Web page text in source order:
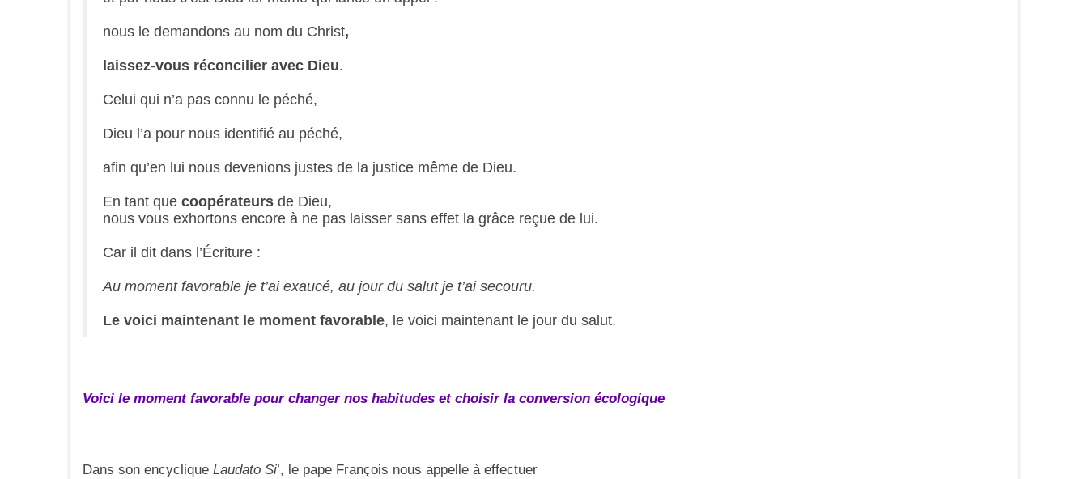
nous le demandons au nom du Christ,
laissez-vous réconcilier avec Dieu.
Celui qui n’a pas connu le péché,
Dieu l’a pour nous identifié au péché,
afin qu’en lui nous devenions justes de la justice même de Dieu.
En tant que coopérateurs de Dieu,
nous vous exhortons encore à ne pas laisser sans effet la grâce reçue de lui.
Car il dit dans l’Écriture :
Au moment favorable je t’ai exaucé, au jour du salut je t’ai secouru.
Le voici maintenant le moment favorable, le voici maintenant le jour du salut.
Voici le moment favorable pour changer nos habitudes et choisir la conversion écologique
Dans son encyclique Laudato Si’, le pape François nous appelle à effectuer